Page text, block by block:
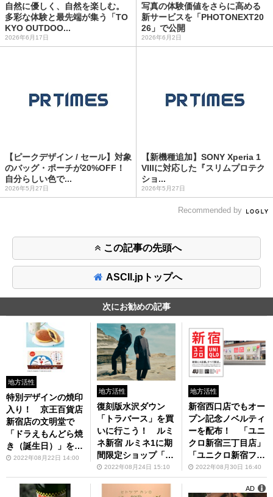
自然に優しく、自然を楽しむ。
多彩な体験と最先端が集う「TO
KYO OUTDOO...
2026年6月17日
写真の体験価値をさらに高める
新サービスを「PHOTONEXT20
26」で公開
2026年6月2日
【ピークデザイン / セール】対象
のバッグ・ポーチが20%OFF！
自分らしい色で...
2026年5月27日
【新機種追加】SONY Xperia 1
VIIIに対応した『スリムプロテク
ショ...
2026年5月27日
Recommended by
この記事の先頭へ
ASCII.jpトップへ
次にお勧めの記事
地方活性
特別デザインの焼印
入り！ 京王百貨店
新宿店の文明堂で
「ドラえもんどら焼
き（誕生日）」を販
売2022年08月22日 14:00
地方活性
復刻版水沢ダウン
「トラバース」を買
いに行こう！ ルミ
ネ新宿 ルミネ1に期
間限定ショップ「D
ESCENTE ルミネ新
宿」が9月1日～202
3年1月31日オープ
2022年08月24日 15:10
地方活性
新宿西口店でもオー
プン記念ノベルティ
ーを配布！ 「ユニ
クロ新宿三丁目店」
「ユニクロ新宿フラ
ッグス店」が順次オ
ープン
2022年08月30日 16:40
AD